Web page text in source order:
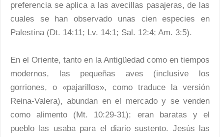
preferencia se aplica a las avecillas pasajeras, de las
cuales se han observado unas cien especies en
Palestina (Dt. 14:11; Lv. 14:1; Sal. 12:4; Am. 3:5).
En el Oriente, tanto en la Antigüedad como en tiempos
modernos, las pequeñas aves (inclusive los
gorriones, o «pajarillos», como traduce la versión
Reina-Valera), abundan en el mercado y se venden
como alimento (Mt. 10:29-31); eran baratas y el
pueblo las usaba para el diario sustento. Jesús las